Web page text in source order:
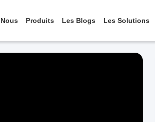
Produits Les Blogs Les Solutions